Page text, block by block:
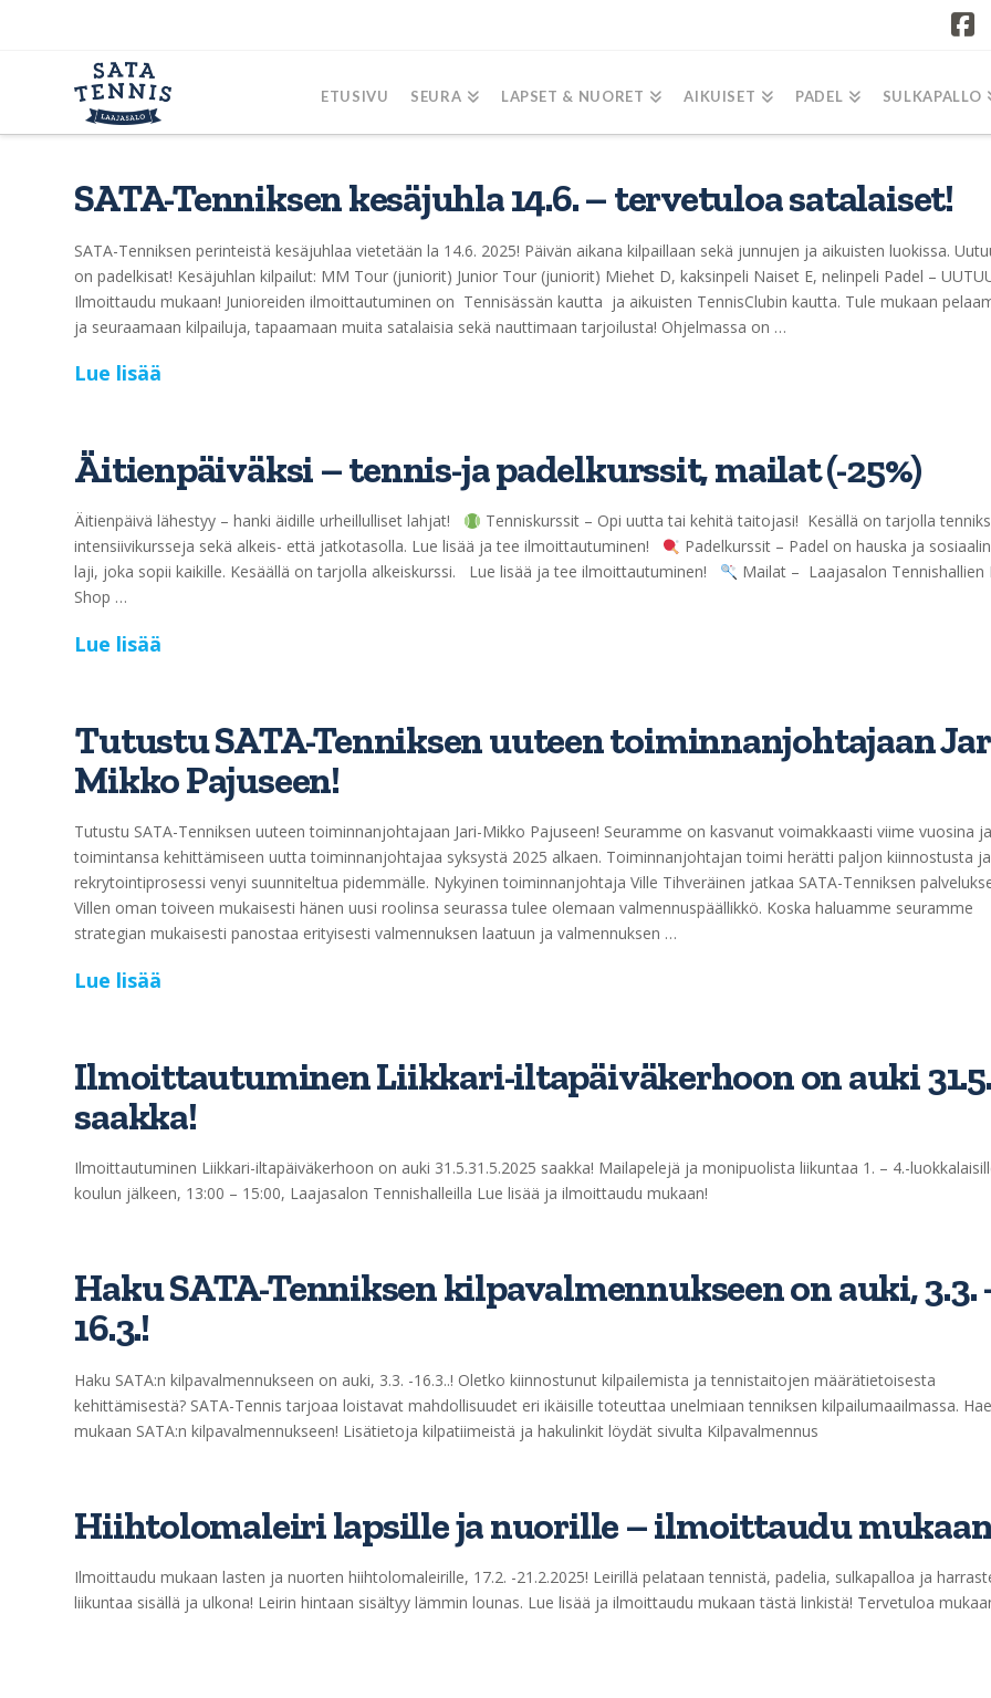
ETUSIVU SEURA LAPSET & NUORET AIKUISET PADEL SULKAPALLO
SATA-Tenniksen kesäjuhla 14.6. – tervetuloa satalaiset!
SATA-Tenniksen perinteistä kesäjuhlaa vietetään la 14.6. 2025! Päivän aikana kilpaillaan sekä junnujen ja aikuisten luokissa.
on padelkisat! Kesäjuhlan kilpailut: MM Tour (juniorit) Junior Tour (juniorit) Miehet D, kaksinpeli Naiset E, nelinpeli Padel –
Ilmoittaudu mukaan! Junioreiden ilmoittautuminen on Tennisässän kautta ja aikuisten TennisClubin kautta. Tule mukaan
ja seuraamaan kilpailuja, tapaamaan muita satalaisia sekä nauttimaan tarjoilusta! Ohjelmassa on …
Lue lisää
Äitienpäiväksi – tennis-ja padelkurssit, mailat (-25%)
Äitienpäivä lähestyy – hanki äidille urheillulliset lahjat!
Tenniskurssit – Opi uutta tai kehitä taitojasi! Kesällä on tarjolla
intensiivikursseja sekä alkeis- että jatkotasolla. Lue lisää ja tee ilmoittautuminen!
Padelkurssit – Padel on hauska ja
laji, joka sopii kaikille. Kesäällä on tarjolla alkeiskurssi. Lue lisää ja tee ilmoittautuminen!
Mailat – Laajasalon Tennishallien
Shop …
Lue lisää
Tutustu SATA-Tenniksen uuteen toiminnanjohtajaan
Mikko Pajuseen!
Tutustu SATA-Tenniksen uuteen toiminnanjohtajaan Jari-Mikko Pajuseen! Seuramme on kasvanut voimakkaasti viime vuosina
toimintansa kehittämiseen uutta toiminnanjohtajaa syksystä 2025 alkaen. Toiminnanjohtajan toimi herätti paljon kiinnostusta ja
rekrytointiprosessi venyi suunniteltua pidemmälle. Nykyinen toiminnanjohtaja Ville Tihveräinen jatkaa SATA-Tenniksen
Villen oman toiveen mukaisesti hänen uusi roolinsa seurassa tulee olemaan valmennuspäällikkö. Koska haluamme seuramme
strategian mukaisesti panostaa erityisesti valmennuksen laatuun ja valmennuksen …
Lue lisää
Ilmoittautuminen Liikkari-iltapäiväkerhoon on auki 31.5.
saakka!
Ilmoittautuminen Liikkari-iltapäiväkerhoon on auki 31.5.31.5.2025 saakka! Mailapelejä ja monipuolista liikuntaa 1. – 4.-
koulun jälkeen, 13:00 – 15:00, Laajasalon Tennishalleilla Lue lisää ja ilmoittaudu mukaan!
Haku SATA-Tenniksen kilpavalmennukseen on auki, 3.3.
16.3.!
Haku SATA:n kilpavalmennukseen on auki, 3.3. -16.3..! Oletko kiinnostunut kilpailemista ja tennistaitojen määrätietoisesta
kehittämisestä? SATA-Tennis tarjoaa loistavat mahdollisuudet eri ikäisille toteuttaa unelmiaan tenniksen kilpailumaailmassa. Hae
mukaan SATA:n kilpavalmennukseen! Lisätietoja kilpatiimeistä ja hakulinkit löydät sivulta Kilpavalmennus
Hiihtolomaleiri lapsille ja nuorille – ilmoittaudu
Ilmoittaudu mukaan lasten ja nuorten hiihtolomaleirille, 17.2. -21.2.2025! Leirillä pelataan tennistä, padelia, sulkapalloa ja
liikuntaa sisällä ja ulkona! Leirin hintaan sisältyy lämmin lounas. Lue lisää ja ilmoittaudu mukaan tästä linkistä! Tervetuloa